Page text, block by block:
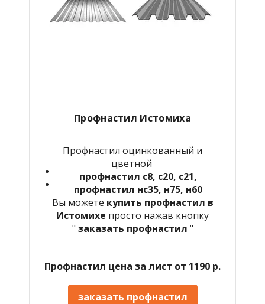
Профнастил Истомиха
Профнастил оцинкованный и
цветной
профнастил с8, с20, с21,
профнастил нс35, н75, н60
Вы можете купить профнастил в
Истомихе просто нажав кнопку
" заказать профнастил "
Профнастил цена за лист от 1190 р.
заказать профнастил